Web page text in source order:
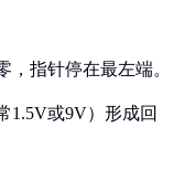
指针停在最左端。
1.5V或9V）形成回